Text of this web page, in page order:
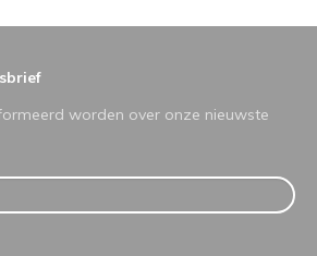
worden over onze nieuwste